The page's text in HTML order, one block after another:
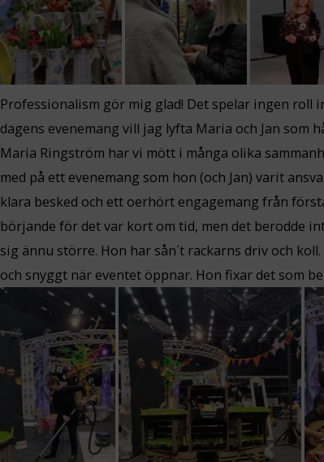
Professionalism gör mig glad! Det spelar ingen roll
dagens evenemang vill jag lyfta Maria och Jan som
Maria Ringström har vi mött i många olika
med på ett evenemang som hon (och Jan) varit
klara besked och ett oerhört engagemang från
börjande för det var kort om tid, men det berodde
sig ännu större. Hon har sån´t rackarns driv och
och snyggt när eventet öppnar. Hon fixar det som